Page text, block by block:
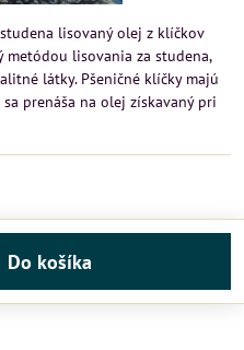
lisovaný olej z klíčkov
metódou lisovania za studena,
látky. Pšeničné klíčky majú
prenáša na olej získavaný pri
Do košíka